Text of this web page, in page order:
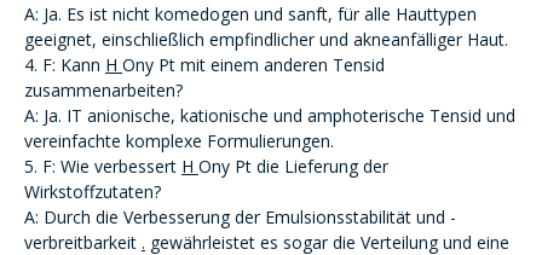
A: Ja. Es ist nicht komedogen und sanft, für alle Hauttypen
geeignet, einschließlich empfindlicher und akneanfälliger Haut.
4. F: Kann H Ony Pt mit einem anderen Tensid
zusammenarbeiten?
A: Ja. IT anionische, kationische und amphoterische Tensid und
vereinfachte komplexe Formulierungen.
5. F: Wie verbessert H Ony Pt die Lieferung der
Wirkstoffzutaten?
A: Durch die Verbesserung der Emulsionsstabilität und -
verbreitbarkeit . gewährleistet es sogar die Verteilung und eine